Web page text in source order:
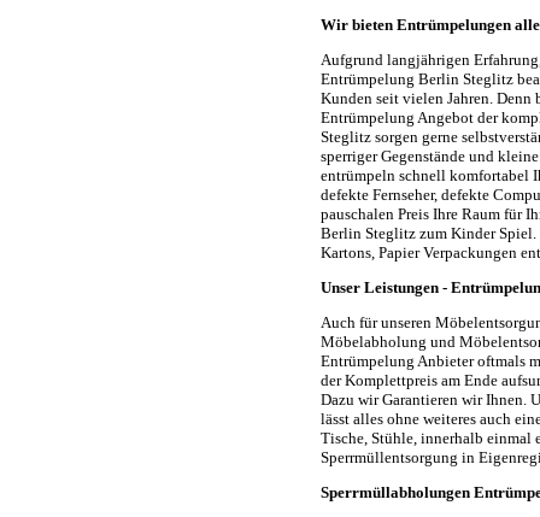
Wir bieten Entrümpelungen
Aufgrund langjährigen
Entrümpelung Berlin Steglitz
Kunden seit vielen Jahren. Denn
Entrümpelung Angebot der
Steglitz sorgen gerne
sperriger Gegenstände und
entrümpeln schnell komfortabel
defekte Fernseher, defekte
pauschalen Preis Ihre Raum für
Berlin Steglitz zum Kinder Spiel.
Kartons, Papier Verpackungen
Unser Leistungen -
Auch für unseren
Möbelabholung und
Entrümpelung Anbieter oftmals
der Komplettpreis am Ende
Dazu wir Garantieren wir Ihnen.
lässt alles ohne weiteres auch
Tische, Stühle, innerhalb einmal
Sperrmüllentsorgung in
Sperrmüllabholungen